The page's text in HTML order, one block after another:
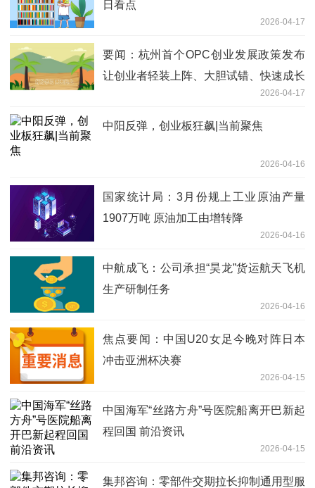
日看点
2026-04-17
要闻：杭州首个OPC创业发展政策发布
让创业者轻装上阵、大胆试错、快速成长
2026-04-17
中阳反弹，创业板狂飙|当前聚焦
2026-04-16
国家统计局：3月份规上工业原油产量
1907万吨 原油加工由增转降
2026-04-16
中航成飞：公司承担“昊龙”货运航天飞机
生产研制任务
2026-04-16
焦点要闻：中国U20女足今晚对阵日本
冲击亚洲杯决赛
2026-04-15
中国海军“丝路方舟”号医院船离开巴新起
程回国 前沿资讯
2026-04-15
集邦咨询：零部件交期拉长抑制通用型服